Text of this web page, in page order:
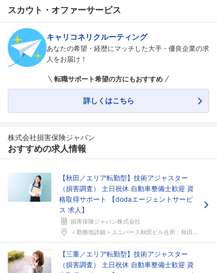
スカウト・オファーサービス
キャリコネリクルーティング
あなたの希望・経歴にマッチした大手・優良企業の求
人をお届け！
転職サポート希望の方にもおすすめ
詳しくはこちら
株式会社損害保険ジャパン
おすすめの求人情報
【秋田／エリア転勤型】技術アジャスター
（損害調査） 土日祝休 自動車整備士歓迎 資
格取得サポート 【dodaエージェントサービ
ス 求人】
損害保険ジャパン株式会社
＜勤務地詳細＞ユニバース秋田ビル住所：秋田県秋田市...
【三重／エリア転勤型】技術アジャスター
（損害調査） 土日祝休 自動車整備士歓迎 資